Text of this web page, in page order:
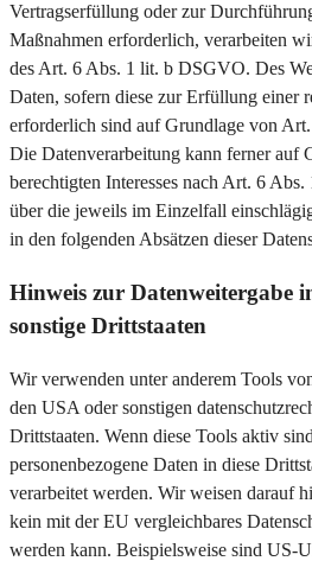
Vertragserfüllung oder zur
Maßnahmen erforderlich, verarbeiten
des Art. 6 Abs. 1 lit. b DSGVO. Des
Daten, sofern diese zur Erfüllung einer
erforderlich sind auf Grundlage von
Die Datenverarbeitung kann ferner auf
berechtigten Interesses nach Art. 6
über die jeweils im Einzelfall
in den folgenden Absätzen dieser
Hinweis zur Datenweitergabe
sonstige Drittstaaten
Wir verwenden unter anderem Tools
den USA oder sonstigen
Drittstaaten. Wenn diese Tools aktiv
personenbezogene Daten in diese
verarbeitet werden. Wir weisen darauf
kein mit der EU vergleichbares
werden kann. Beispielsweise sind US-